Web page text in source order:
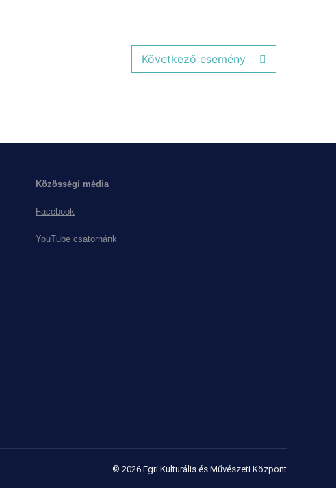
Következő esemény
Közösségi média
Facebook
YouTube csatornánk
© 2026 Egri Kulturális és Művészeti Központ